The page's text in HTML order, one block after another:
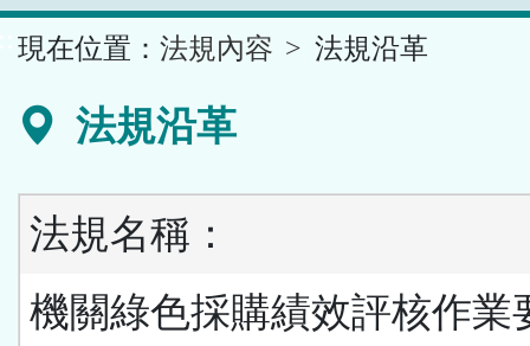
現在位置： 法規內容 法規沿革
法規沿革
法規名稱：
機關綠色採購績效評核作業